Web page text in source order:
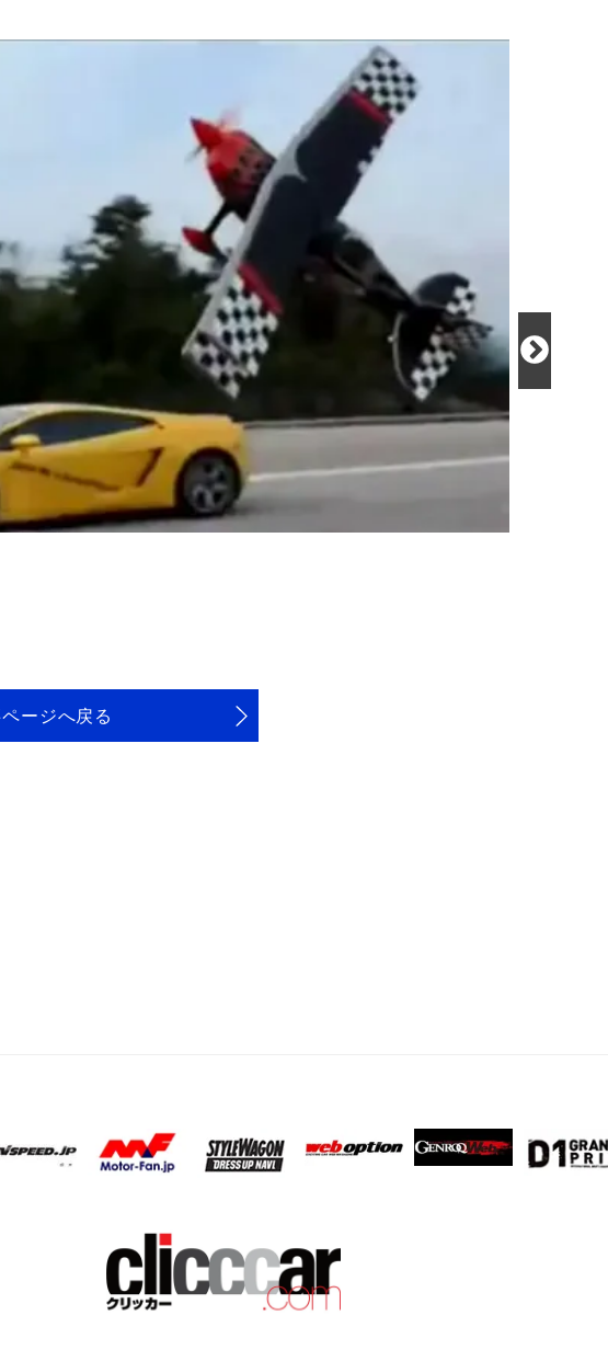
ージへ戻る